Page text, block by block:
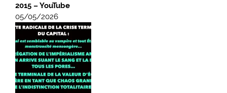
2015 – YouTube
05/05/2026